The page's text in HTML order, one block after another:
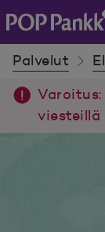
POP Pankki,
Palvelut